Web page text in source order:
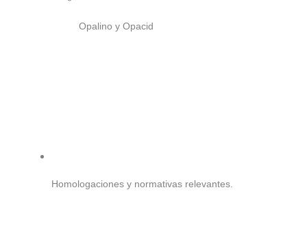
Opalino y Opacid
Homologaciones y normativas relevantes.